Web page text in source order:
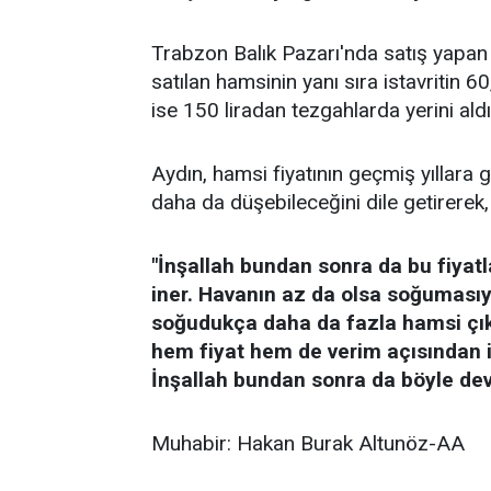
Trabzon Balık Pazarı'nda satış
satılan hamsinin yanı sıra istavritin
ise 150 liradan tezgahlarda yerini
Aydın, hamsi fiyatının geçmiş
daha da düşebileceğini dile
"İnşallah bundan sonra da bu
iner. Havanın az da olsa
soğudukça daha da fazla hamsi
hem fiyat hem de verim
İnşallah bundan sonra da böyle
Muhabir: Hakan Burak Altunöz-AA